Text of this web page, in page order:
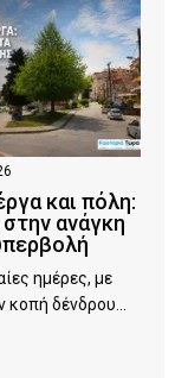
και πόλη:
ανάγκη
ημέρες, με
δένδρου...